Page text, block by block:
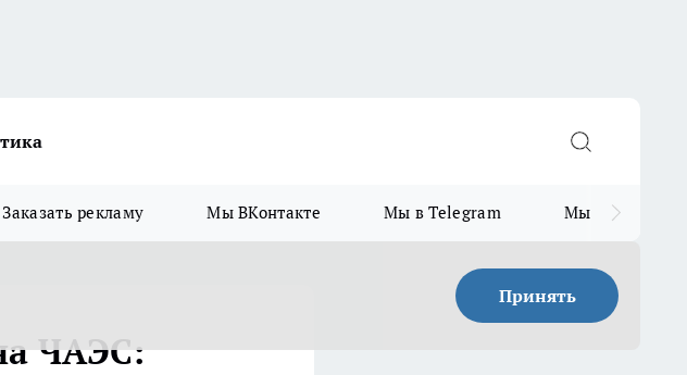
Заказать рекламу Мы ВКонтакте Мы в Telegram Мы в MAX
Принять
ЧАЭС: